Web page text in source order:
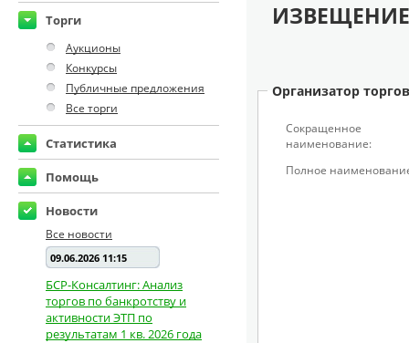
Торги
Аукционы
Конкурсы
Публичные предложения
Все торги
Статистика
Помощь
Новости
Все новости
09.06.2026 11:15
БСР-Консалтинг: Анализ
торгов по банкротству и
активности ЭТП по
результатам 1 кв. 2026 года
Организатор торгов
Сокращенное
наименование:
Полное